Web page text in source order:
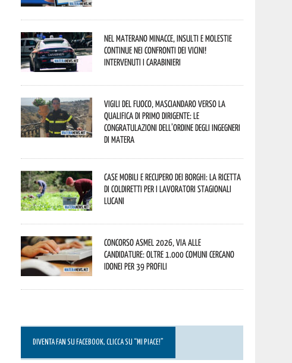
Nel materano minacce, insulti e molestie
continue nei confronti dei vicini!
Intervenuti i Carabinieri
Vigili del Fuoco, Masciandaro verso la
qualifica di Primo Dirigente: le
congratulazioni dell’Ordine degli Ingegneri
di Matera
Case mobili e recupero dei borghi: la ricetta
di Coldiretti per i lavoratori stagionali
lucani
Concorso Asmel 2026, via alle
candidature: oltre 1.000 Comuni cercano
idonei per 39 profili
DIVENTA FAN SU FACEBOOK, CLICCA SU “MI PIACE!”